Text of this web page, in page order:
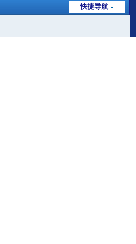
快捷导航